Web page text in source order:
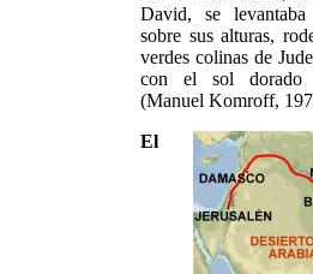
David, se
sobre sus alturas,
verdes colinas de
con el sol dorado
(Manuel Komroff,
El